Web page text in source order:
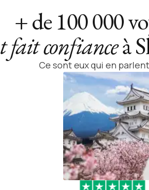
+ de 100 000
fait confianceà
Ce sont eux qui en